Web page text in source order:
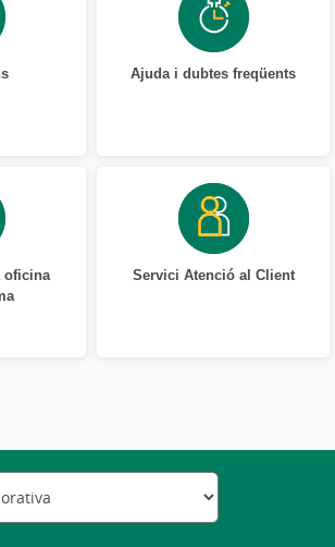
Ajuda i dubtes freqüents
oficina
Servici Atenció al Client